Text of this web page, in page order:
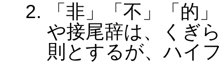
「非」「不」「的
や接尾辞は、くぎ
則とするが、ハイ